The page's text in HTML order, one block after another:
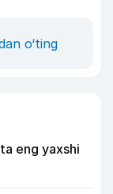
o‘ting
eng yaxshi